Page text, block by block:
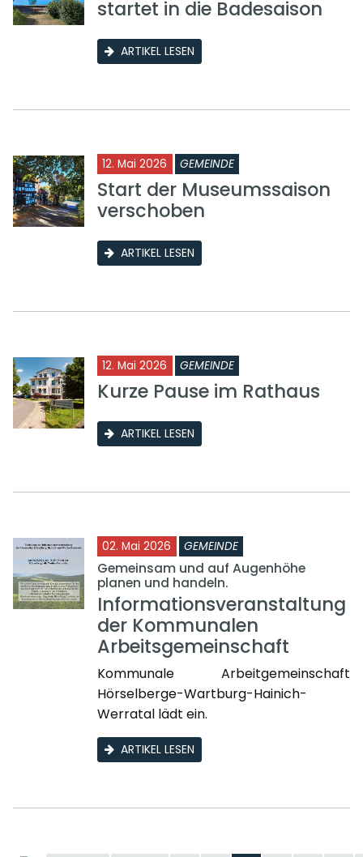
startet in die Badesaison
ARTIKEL LESEN
12. Mai 2026 GEMEINDE
Start der Museumssaison
verschoben
ARTIKEL LESEN
12. Mai 2026 GEMEINDE
Kurze Pause im Rathaus
ARTIKEL LESEN
02. Mai 2026 GEMEINDE
Gemeinsam und auf Augenhöhe
planen und handeln.
Informationsveranstaltung
der Kommunalen
Arbeitsgemeinschaft
Kommunale Arbeitgemeinschaft
Hörselberge-Wartburg-Hainich-
Werratal lädt ein.
ARTIKEL LESEN